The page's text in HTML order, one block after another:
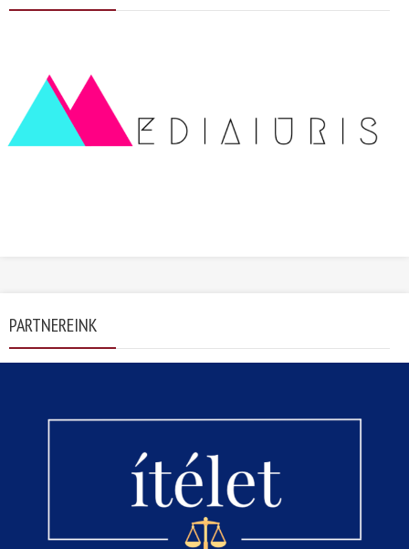
PARTNEREINK